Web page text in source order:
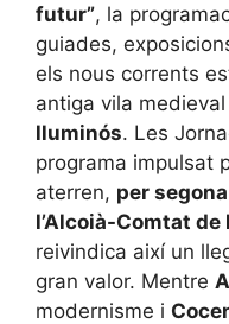
futur”, la
guiades,
els nous corrents
antiga vila
lluminós. Les
programa impulsat
aterren, per
l’Alcoià-Comtat de
reivindica així un
gran valor. Mentre
modernisme i